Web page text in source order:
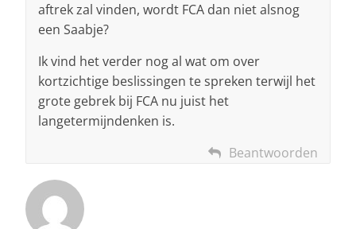
aftrek zal vinden, wordt FCA dan niet alsnog
een Saabje?
Ik vind het verder nog al wat om over
kortzichtige beslissingen te spreken terwijl het
grote gebrek bij FCA nu juist het
langetermijndenken is.
Beantwoorden